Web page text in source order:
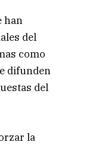
han
del
como
difunden
del
la